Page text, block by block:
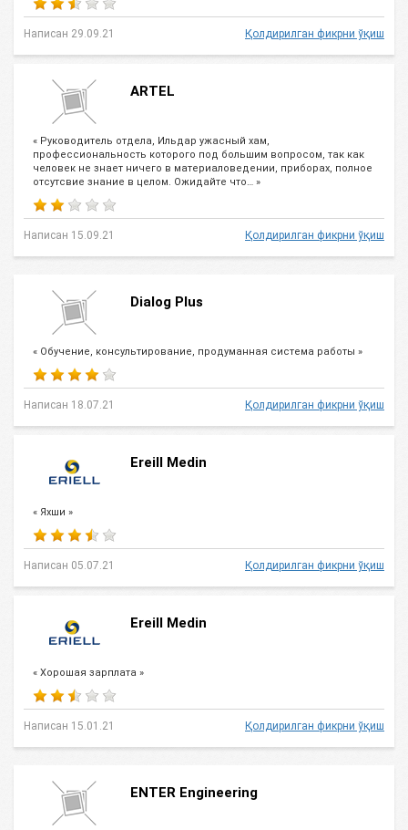
Написан 29.09.21 Қолдирилган фикрни ўқиш
ARTEL
« Руководитель отдела, Ильдар ужасный хам,
профессиональность которого под большим вопросом, так как
человек не знает ничего в материаловедении, приборах, полное
отсутсвие знание в целом. Ожидайте что… »
Написан 15.09.21 Қолдирилган фикрни ўқиш
Dialog Plus
« Обучение, консультирование, продуманная система работы »
Написан 18.07.21 Қолдирилган фикрни ўқиш
Ereill Medin
« Яхши »
Написан 05.07.21 Қолдирилган фикрни ўқиш
Ereill Medin
« Хорошая зарплата »
Написан 15.01.21 Қолдирилган фикрни ўқиш
ENTER Engineering